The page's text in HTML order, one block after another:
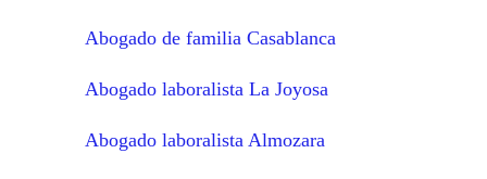
Abogado de familia Casablanca
Abogado laboralista La Joyosa
Abogado laboralista Almozara